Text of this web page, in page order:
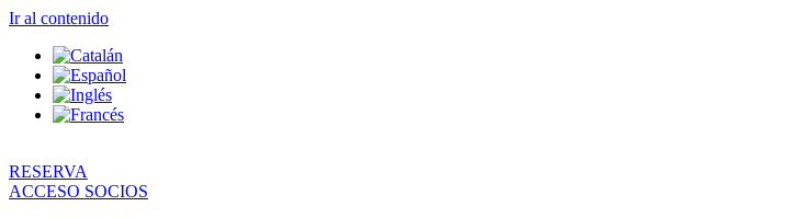
Ir al contenido
RESERVA
ACCESO SOCIOS